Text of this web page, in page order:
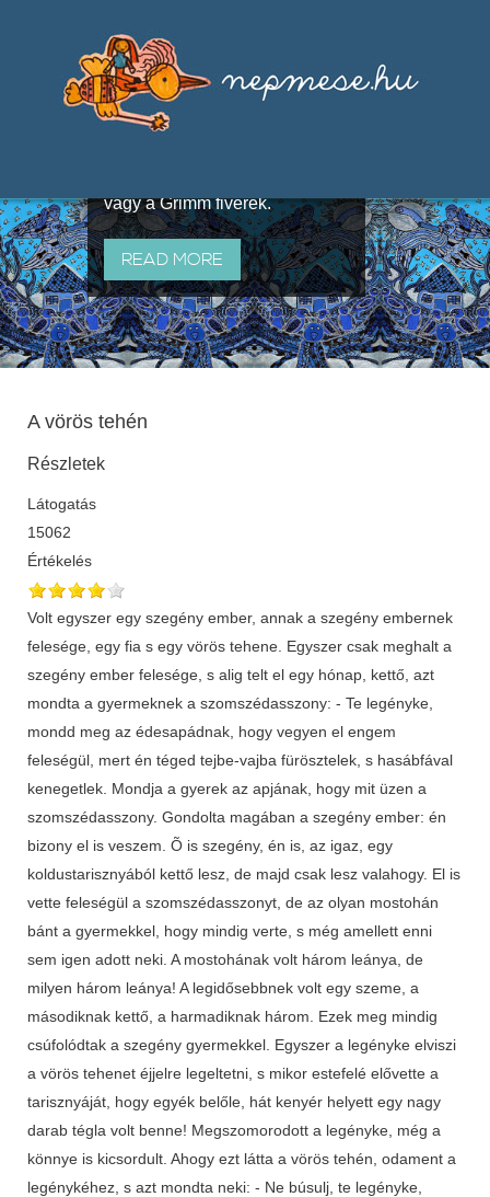
útján terjedő elbeszélésekből,
melyeket olyan ismert gyűjtők
állítottak össze, mint Benedek
vagy a Grimm fivérek.
READ MORE
A vörös tehén
Részletek
Látogatás
15062
Értékelés
Volt egyszer egy szegény ember, annak a szegény embernek
felesége, egy fia s egy vörös tehene. Egyszer csak meghalt a
szegény ember felesége, s alig telt el egy hónap, kettő, azt
mondta a gyermeknek a szomszédasszony: - Te legényke,
mondd meg az édesapádnak, hogy vegyen el engem
feleségül, mert én téged tejbe-vajba fürösztelek, s hasábfával
kenegetlek. Mondja a gyerek az apjának, hogy mit üzen a
szomszédasszony. Gondolta magában a szegény ember: én
bizony el is veszem. Õ is szegény, én is, az igaz, egy
koldustarisznyából kettő lesz, de majd csak lesz valahogy. El is
vette feleségül a szomszédasszonyt, de az olyan mostohán
bánt a gyermekkel, hogy mindig verte, s még amellett enni
sem igen adott neki. A mostohának volt három leánya, de
milyen három leánya! A legidősebbnek volt egy szeme, a
másodiknak kettő, a harmadiknak három. Ezek meg mindig
csúfolódtak a szegény gyermekkel. Egyszer a legényke elviszi
a vörös tehenet éjjelre legeltetni, s mikor estefelé elővette a
tarisznyáját, hogy egyék belőle, hát kenyér helyett egy nagy
darab tégla volt benne! Megszomorodott a legényke, még a
könnye is kicsordult. Ahogy ezt látta a vörös tehén, odament a
legénykéhez, s azt mondta neki: - Ne búsulj, te legényke,